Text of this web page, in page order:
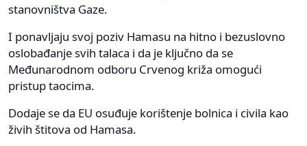
stanovništva Gaze.
I ponavljaju svoj poziv Hamasu na hitno i bezuslovno
oslobađanje svih talaca i da je ključno da se
Međunarodnom odboru Crvenog križa omogući
pristup taocima.
Dodaje se da EU osuđuje korištenje bolnica i civila kao
živih štitova od Hamasa.